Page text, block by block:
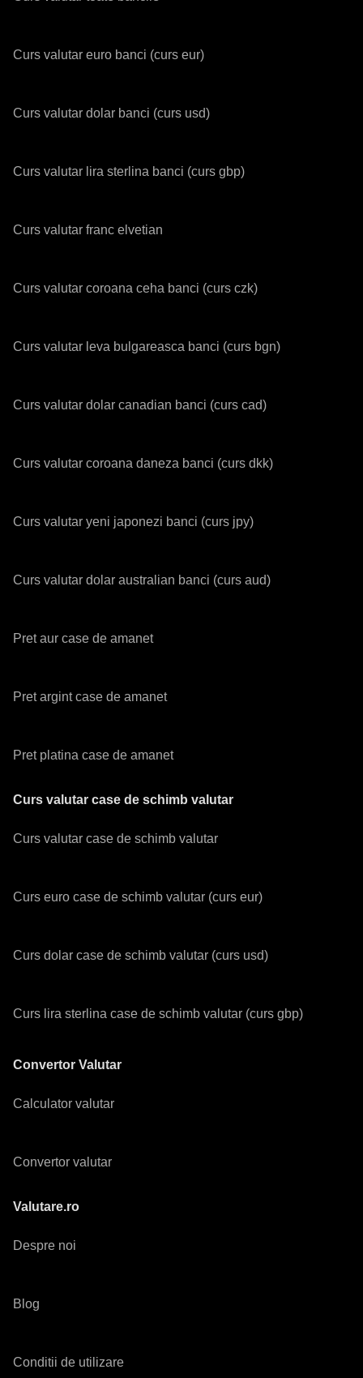
Curs valutar euro banci (curs eur)
Curs valutar dolar banci (curs usd)
Curs valutar lira sterlina banci (curs gbp)
Curs valutar franc elvetian
Curs valutar coroana ceha banci (curs czk)
Curs valutar leva bulgareasca banci (curs bgn)
Curs valutar dolar canadian banci (curs cad)
Curs valutar coroana daneza banci (curs dkk)
Curs valutar yeni japonezi banci (curs jpy)
Curs valutar dolar australian banci (curs aud)
Pret aur case de amanet
Pret argint case de amanet
Pret platina case de amanet
Curs valutar case de schimb valutar
Curs valutar case de schimb valutar
Curs euro case de schimb valutar (curs eur)
Curs dolar case de schimb valutar (curs usd)
Curs lira sterlina case de schimb valutar (curs gbp)
Convertor Valutar
Calculator valutar
Convertor valutar
Valutare.ro
Despre noi
Blog
Conditii de utilizare